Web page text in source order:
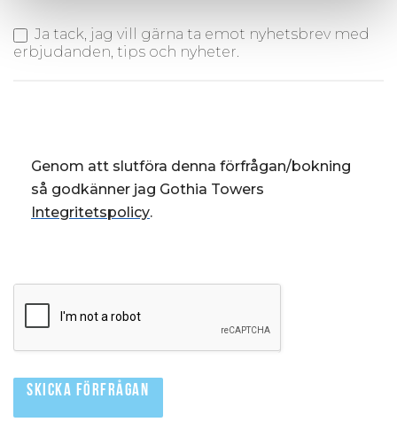
Ja tack, jag vill gärna ta emot nyhetsbrev med
erbjudanden, tips och nyheter.
Genom att slutföra denna förfrågan/bokning
så godkänner jag Gothia Towers
Integritetspolicy.
Skicka Förfrågan